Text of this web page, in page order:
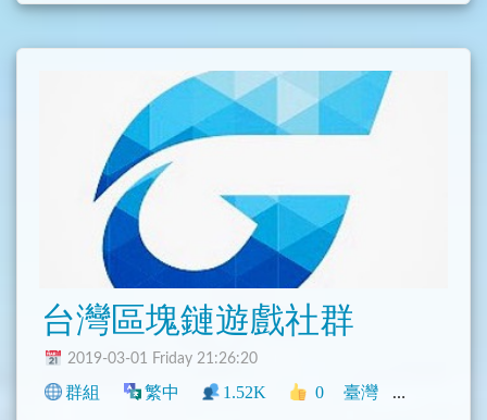
台灣區塊鏈遊戲社群
2019-03-01 Friday 21:26:20
群組 繁中 1.52K 0 臺灣 程式